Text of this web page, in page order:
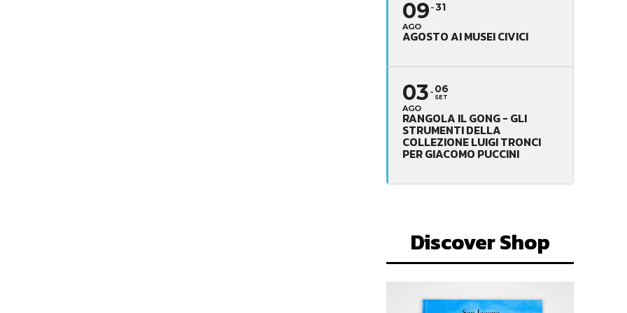
09
AGO
31
AGOSTO AI MUSEI CIVICI
03
AGO
06
SET
RANGOLA IL GONG - GLI
STRUMENTI DELLA
COLLEZIONE LUIGI TRONCI
PER GIACOMO PUCCINI
Discover Shop